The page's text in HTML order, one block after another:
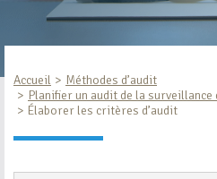
Accueil
Méthodes d’audit
Planifier un audit de la surveillance
Élaborer les critères d’audit